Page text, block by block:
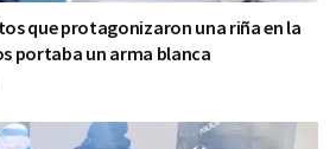
que protagonizaron una riña en la
portaba un arma blanca